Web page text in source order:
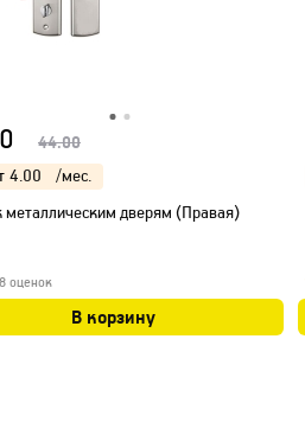
44.00
4.00
/мес.
металлическим дверям (Правая)
оценок
В корзину